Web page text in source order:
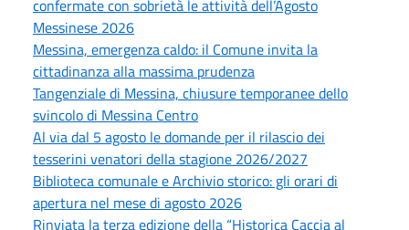
confermate con sobrietà le attività dell’Agosto
Messinese 2026
Messina, emergenza caldo: il Comune invita la
cittadinanza alla massima prudenza
Tangenziale di Messina, chiusure temporanee dello
svincolo di Messina Centro
Al via dal 5 agosto le domande per il rilascio dei
tesserini venatori della stagione 2026/2027
Biblioteca comunale e Archivio storico: gli orari di
apertura nel mese di agosto 2026
Rinviata la terza edizione della “Historica Caccia al